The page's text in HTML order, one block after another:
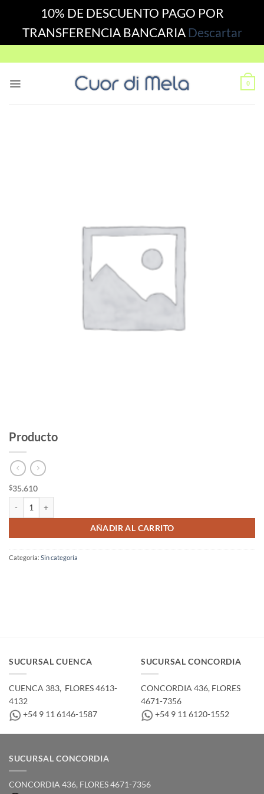
10% DE DESCUENTO PAGO POR
TRANSFERENCIA BANCARIA Descartar
to
0
Producto
$35.610
AÑADIR AL CARRITO
Categoría: Sin categoría
SUCURSAL CUENCA
CUENCA 383, ­ FLORES 4613-
4132
+54 9 11 6146-1587
SUCURSAL CONCORDIA
CONCORDIA 436,­ FLORES
4671-7356
+54 9 11 6120-1552
SUCURSAL CONCORDIA
CONCORDIA 436,­ FLORES 4671-7356